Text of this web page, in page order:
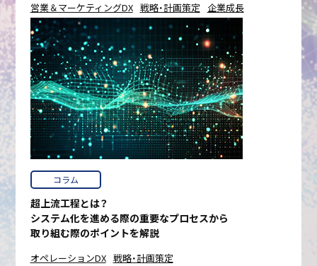
営業＆マーケティングDX 戦略・計画策定 企業成長
コラム
超上流工程とは？
システム化を進める際の重要なプロセスから
取り組む際のポイントを解説
オペレーションDX 戦略・計画策定